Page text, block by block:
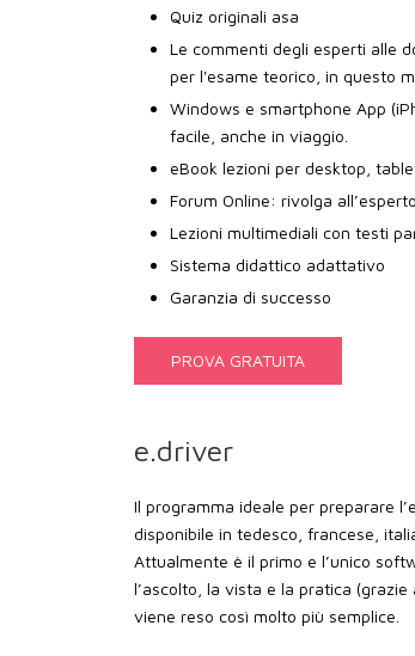
Quiz originali asa
Le commenti degli esperti alle
per l'esame teorico, in questo
Windows e smartphone App
facile, anche in viaggio.
eBook lezioni per desktop,
Forum Online: rivolga
Lezioni multimediali con testi
Sistema didattico adattativo
Garanzia di successo
PROVA GRATUITA
e.driver
Il programma ideale per preparare
disponibile in tedesco, francese,
Attualmente è il primo e l’unico
l’ascolto, la vista e la pratica
viene reso così molto più semplice.